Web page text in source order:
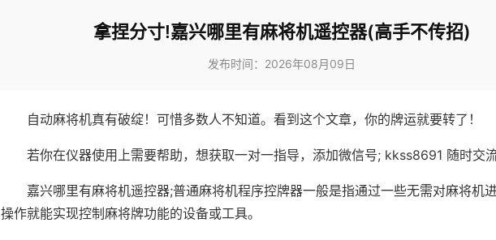
拿捏分寸!嘉兴哪里有麻将机遥控器(高手不传招)
发布时间：2026年08月09日
自动麻将机真有破绽！可惜多数人不知道。看到这个文章，你的牌运就要转了！
若你在仪器使用上需要帮助，想获取一对一指导，添加微信号; kkss8691 随时交流
嘉兴哪里有麻将机遥控器;普通麻将机程序控牌器一般是指通过一些无需对麻将机
操作就能实现控制麻将牌功能的设备或工具。